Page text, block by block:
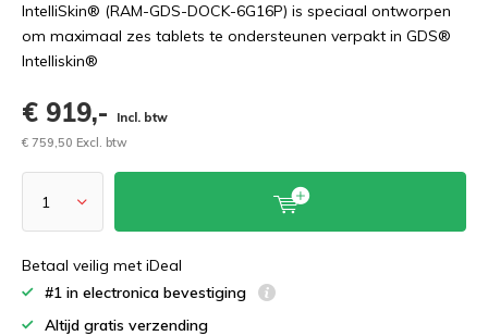
IntelliSkin® (RAM-GDS-DOCK-6G16P) is speciaal ontworpen
om maximaal zes tablets te ondersteunen verpakt in GDS®
Intelliskin®
€ 919,-
Incl. btw
€ 759,50 Excl. btw
Betaal veilig met iDeal
#1 in electronica bevestiging
Altijd gratis verzending